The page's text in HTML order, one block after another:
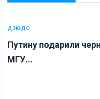
ДЗЮДО
Путину подарили
МГУ...